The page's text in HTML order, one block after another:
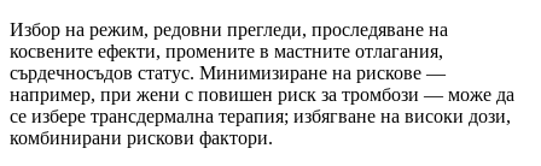
Избор на режим, редовни прегледи, проследяване на
косвените ефекти, промените в мастните отлагания,
сърдечносъдов статус. Минимизиране на рискове —
например, при жени с повишен риск за тромбози — може да
се избере трансдермална терапия; избягване на високи дози,
комбинирани рискови фактори.